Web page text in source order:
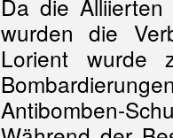
Da die
wurden die
Lorient wurde
Antibomben-